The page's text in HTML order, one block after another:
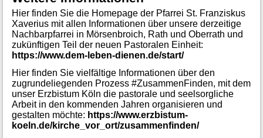
Hier finden Sie die Homepage der Pfarrei St. Franziskus
Xaverius mit allen Informationen über unsere derzeitige
Nachbarpfarrei in Mörsenbroich, Rath und Oberrath und
zukünftigen Teil der neuen Pastoralen Einheit:
https://www.dem-leben-dienen.de/start/
Hier finden Sie vielfältige Informationen über den
zugrundeliegenden Prozess #ZusammenFinden, mit dem
unser Erzbistum Köln die pastorale und seelsorgliche
Arbeit in den kommenden Jahren organisieren und
gestalten möchte: https://www.erzbistum-
koeln.de/kirche_vor_ort/zusammenfinden/